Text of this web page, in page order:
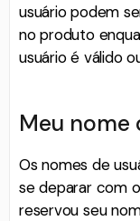
usuário podem
no produto
usuário é válido
Meu nome
Os nomes de
se deparar com
reservou seu